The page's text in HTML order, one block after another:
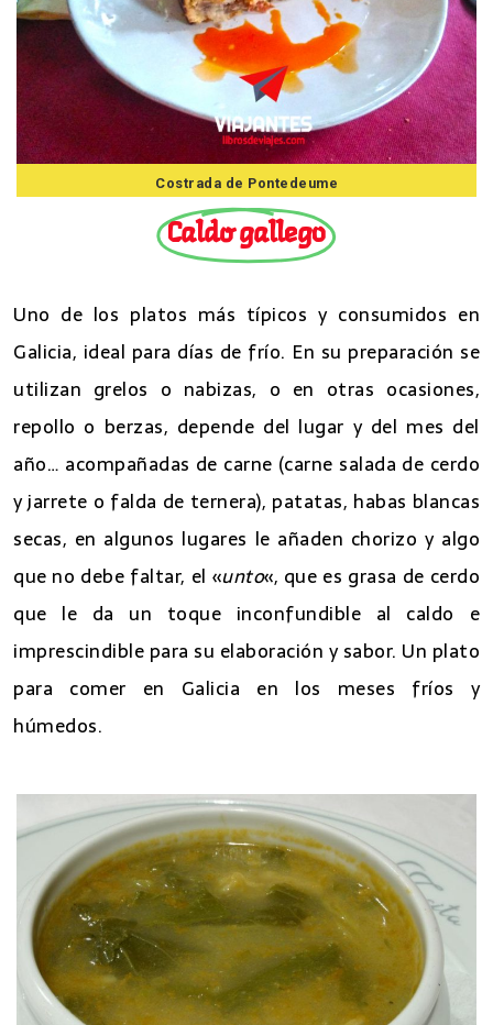
Costrada de Pontedeume
Caldo gallego
Uno de los platos más típicos y consumidos en
Galicia, ideal para días de frío. En su preparación se
utilizan grelos o nabizas, o en otras ocasiones,
repollo o berzas, depende del lugar y del mes del
año… acompañadas de carne (carne salada de cerdo
y jarrete o falda de ternera), patatas, habas blancas
secas, en algunos lugares le añaden chorizo y algo
que no debe faltar, el «unto«, que es grasa de cerdo
que le da un toque inconfundible al caldo e
imprescindible para su elaboración y sabor. Un plato
para comer en Galicia en los meses fríos y
húmedos.